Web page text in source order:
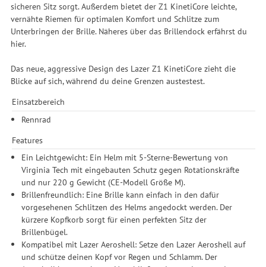
sicheren Sitz sorgt. Außerdem bietet der Z1 KinetiCore leichte,
vernähte Riemen für optimalen Komfort und Schlitze zum
Unterbringen der Brille. Näheres über das Brillendock erfährst du
hier.
Das neue, aggressive Design des Lazer Z1 KinetiCore zieht die
Blicke auf sich, während du deine Grenzen austestest.
Einsatzbereich
Rennrad
Features
Ein Leichtgewicht: Ein Helm mit 5-Sterne-Bewertung von
Virginia Tech mit eingebauten Schutz gegen Rotationskräfte
und nur 220 g Gewicht (CE-Modell Größe M).
Brillenfreundlich: Eine Brille kann einfach in den dafür
vorgesehenen Schlitzen des Helms angedockt werden. Der
kürzere Kopfkorb sorgt für einen perfekten Sitz der
Brillenbügel.
Kompatibel mit Lazer Aeroshell: Setze den Lazer Aeroshell auf
und schütze deinen Kopf vor Regen und Schlamm. Der